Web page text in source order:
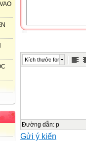
Kích thước font
Đường dẫn: p
Gửi ý kiến